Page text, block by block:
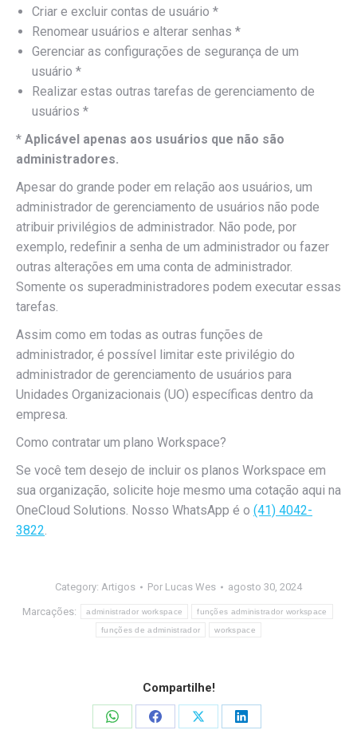
Criar e excluir contas de usuário *
Renomear usuários e alterar senhas *
Gerenciar as configurações de segurança de um
usuário *
Realizar estas outras tarefas de gerenciamento de
usuários *
* Aplicável apenas aos usuários que não são
administradores.
Apesar do grande poder em relação aos usuários, um
administrador de gerenciamento de usuários não pode
atribuir privilégios de administrador. Não pode, por
exemplo, redefinir a senha de um administrador ou fazer
outras alterações em uma conta de administrador.
Somente os superadministradores podem executar essas
tarefas.
Assim como em todas as outras funções de
administrador, é possível limitar este privilégio do
administrador de gerenciamento de usuários para
Unidades Organizacionais (UO) específicas dentro da
empresa.
Como contratar um plano Workspace?
Se você tem desejo de incluir os planos Workspace em
sua organização, solicite hoje mesmo uma cotação aqui na
OneCloud Solutions. Nosso WhatsApp é o (41) 4042-
3822.
Category: Artigos Por Lucas Wes agosto 30, 2024
Marcações: administrador workspace funções administrador workspace
funções de administrador workspace
Compartilhe!
Share
Share
Share
Share